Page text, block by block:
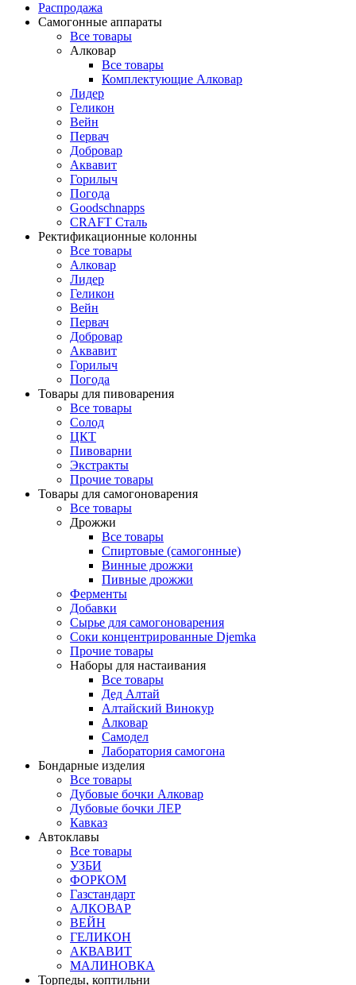
Распродажа
Самогонные аппараты
Все товары
Алковар
Все товары
Комплектующие Алковар
Лидер
Геликон
Вейн
Первач
Добровар
Аквавит
Горилыч
Погода
Goodschnapps
CRAFT Сталь
Ректификационные колонны
Все товары
Алковар
Лидер
Геликон
Вейн
Первач
Добровар
Аквавит
Горилыч
Погода
Товары для пивоварения
Все товары
Солод
ЦКТ
Пивоварни
Экстракты
Прочие товары
Товары для самогоноварения
Все товары
Дрожжи
Все товары
Спиртовые (самогонные)
Винные дрожжи
Пивные дрожжи
Ферменты
Добавки
Сырье для самогоноварения
Соки концентрированные Djemka
Прочие товары
Наборы для настаивания
Все товары
Дед Алтай
Алтайский Винокур
Алковар
Самодел
Лаборатория самогона
Бондарные изделия
Все товары
Дубовые бочки Алковар
Дубовые бочки ЛЕР
Кавказ
Автоклавы
Все товары
УЗБИ
ФОРКОМ
Газстандарт
АЛКОВАР
ВЕЙН
ГЕЛИКОН
АКВАВИТ
МАЛИНОВКА
Торпеды, коптильни